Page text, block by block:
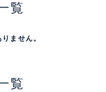
覧
ません。
覧